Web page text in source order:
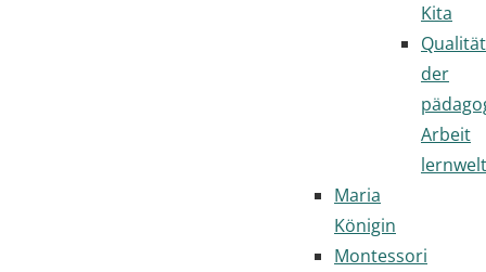
Kita
Qualität
der
Arbeit
lernwelt
Maria
Königin
Montessori